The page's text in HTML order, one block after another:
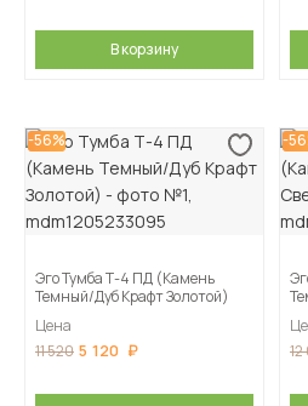
В корзину
-56%
Эго Тумба Т-4 ПД (Камень
Темный/Дуб Крафт Золотой)
Цена
11 520 5 120
-